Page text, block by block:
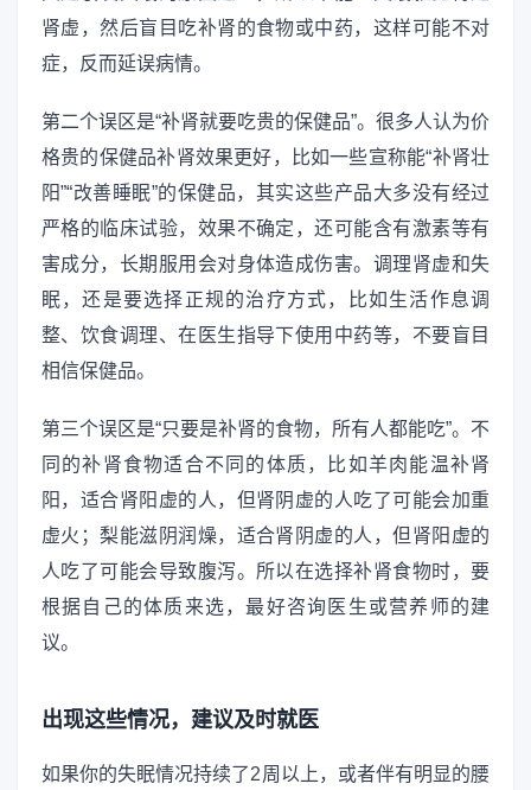
肾虚，然后盲目吃补肾的食物或中药，这样可能不对
症，反而延误病情。
第二个误区是“补肾就要吃贵的保健品”。很多人认为价
格贵的保健品补肾效果更好，比如一些宣称能“补肾壮
阳”“改善睡眠”的保健品，其实这些产品大多没有经过
严格的临床试验，效果不确定，还可能含有激素等有
害成分，长期服用会对身体造成伤害。调理肾虚和失
眠，还是要选择正规的治疗方式，比如生活作息调
整、饮食调理、在医生指导下使用中药等，不要盲目
相信保健品。
第三个误区是“只要是补肾的食物，所有人都能吃”。不
同的补肾食物适合不同的体质，比如羊肉能温补肾
阳，适合肾阳虚的人，但肾阴虚的人吃了可能会加重
虚火；梨能滋阴润燥，适合肾阴虚的人，但肾阳虚的
人吃了可能会导致腹泻。所以在选择补肾食物时，要
根据自己的体质来选，最好咨询医生或营养师的建
议。
出现这些情况，建议及时就医
如果你的失眠情况持续了2周以上，或者伴有明显的腰